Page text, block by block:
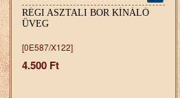
RÉGI ASZTALI BOR KÍNÁLÓ
ÜVEG
[0E587/X122]
4.500 Ft